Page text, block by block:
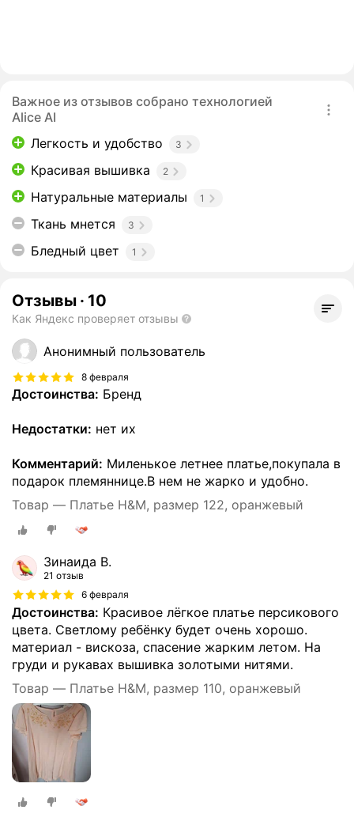
Важное из отзывов собрано технологией
Alice AI
Легкость и удобство
3
Красивая вышивка 2
Натуральные материалы 1
Ткань мнется 3
Бледный цвет 1
Отзывы · 10
Как Яндекс проверяет отзывы
Анонимный пользователь
8 февраля
Достоинства: Бренд
Недостатки: нет их
Комментарий: Миленькое летнее платье,покупала в
подарок племяннице.В нем не жарко и удобно.
Товар — Платье H&M, размер 122, оранжевый
Зинаида В.
21 отзыв
6 февраля
Достоинства: Красивое лёгкое платье персикового
цвета. Светлому ребёнку будет очень хорошо.
материал - вискоза, спасение жарким летом. На
груди и рукавах вышивка золотыми нитями.
Товар — Платье H&M, размер 110, оранжевый